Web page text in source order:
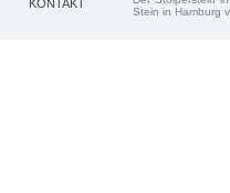
KONTAKT
Stein in Hamburg